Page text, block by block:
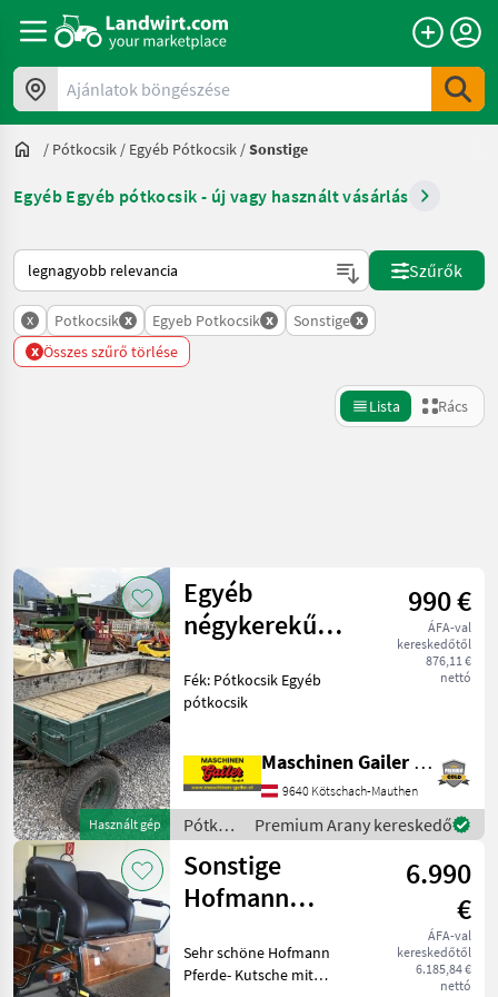
Ajánlatok böngészése
/ Pótkocsik / Egyéb Pótkocsik /Sonstige
Egyéb Egyéb pótkocsik - új vagy használt vásárlás
Így van sorba rendezve a Landwirt.com-on
Szűrők
x Potkocsik x Egyeb Potkocsik x Sonstige x
x Összes szűrő törlése
Lista Rács
Kategória 4 Ország Szűrők
AKTUÁLIS
ÚTVONAL
Mezőgazdasági
gépek/eszközök
Potkocsik
Egyeb
Potkocsik
Sonstige
KATEGÓRIA
KIVÁLASZTÁSA
Sonstige
Visszaállítás
690 eredmény
megjelenítése
Használt gép
Egyéb
négykerekű
990 €
ÁFA-val
kereskedőtől
876,11 €
nettó
Fék: Pótkocsik Egyéb
pótkocsik
Maschinen Gailer GmbH
9640 Kötschach-Mauthen
Pótkocsik
/
Sonstige
Premium Arany kereskedő
Sonstige
Hofmann
6.990
€
ÁFA-val
kereskedőtől
6.185,84 €
nettó
Sehr schöne Hofmann
Pferde- Kutsche mit